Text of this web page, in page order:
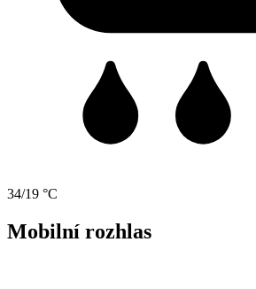
34/19 °C
Mobilní rozhlas